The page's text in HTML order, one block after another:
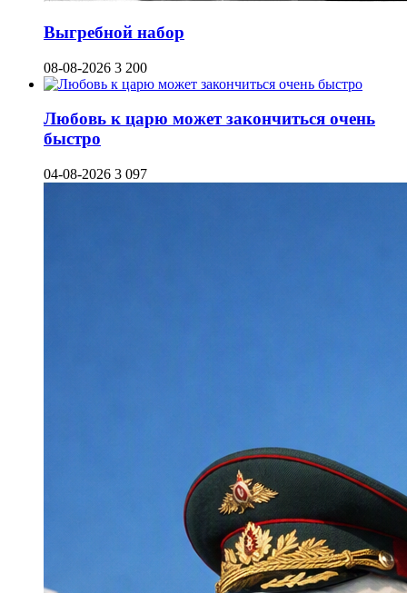
Выгребной набор
08-08-2026 3 200
Любовь к царю может закончиться очень
быстро
04-08-2026 3 097